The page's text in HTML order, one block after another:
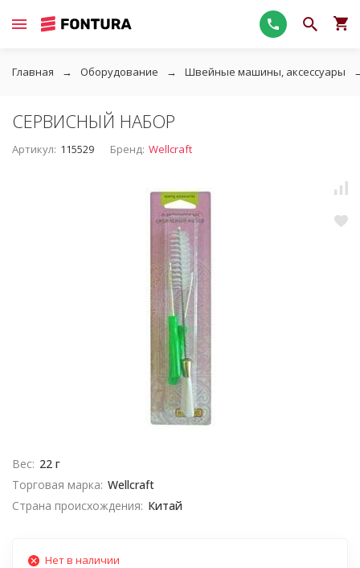
Главная Оборудование Швейные машины, аксессуары
СЕРВИСНЫЙ НАБОР
Артикул: 115529 Бренд: Wellcraft
Вес: 22 г
Торговая марка: Wellcraft
Страна происхождения: Китай
Нет в наличии